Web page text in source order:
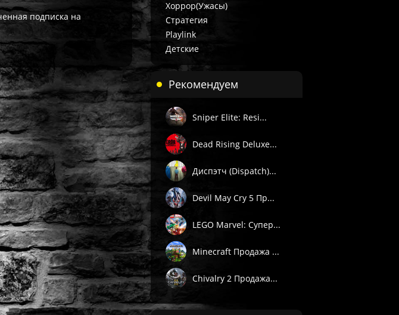
подписка на
после оплаты. Активации (П3, П1) — вручную в течение 3 часов в рабочее время
— она будет в игре. Подробности смотрите в описании товара.
решить проблему. На все товары даётся гарантия.
с 08:00 до 22:00 МСК. Пишите через сайт, VK или Telegram.
Хоррор(Ужасы)
Стратегия
Playlink
Детские
Рекомендуем
Sniper Elite: Resi...
Dead Rising Deluxe...
Диспэтч (Dispatch)...
Devil May Cry 5 Пр...
LEGO Marvel: Супер...
Minecraft Продажа ...
Chivalry 2 Продажа...